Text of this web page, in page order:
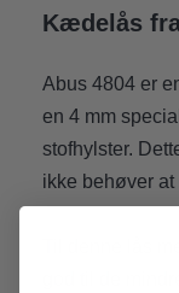
Kædelås
Abus 4804 er
en 4 mm
stofhylster.
ikke behøver at